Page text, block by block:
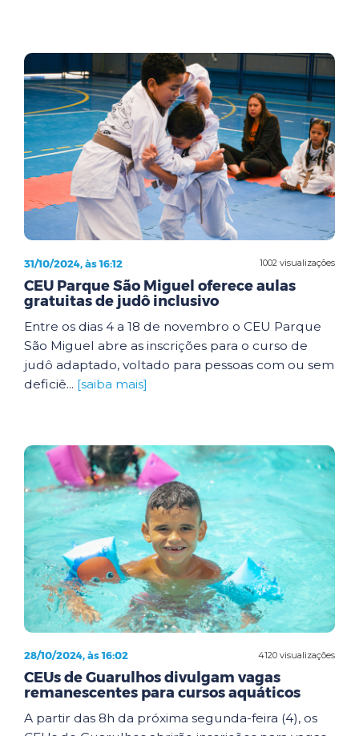
1002 visualizações
31/10/2024, às 16:12
CEU Parque São Miguel oferece aulas
gratuitas de judô inclusivo
Entre os dias 4 a 18 de novembro o CEU Parque
São Miguel abre as inscrições para o curso de
judô adaptado, voltado para pessoas com ou sem
deficiê... [saiba mais]
4120 visualizações
28/10/2024, às 16:02
CEUs de Guarulhos divulgam vagas
remanescentes para cursos aquáticos
A partir das 8h da próxima segunda-feira (4), os